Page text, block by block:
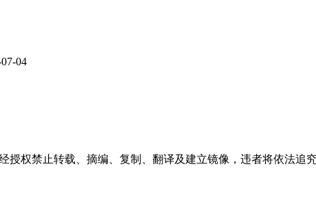
04
权禁止转载、摘编、复制、翻译及建立镜像，违者将依法追究